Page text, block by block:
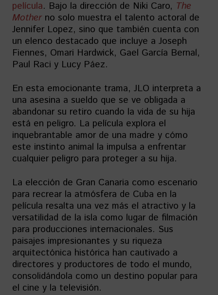
película. Bajo la dirección de Niki Caro, The
Motherno solo muestra el talento actoral de
Jennifer Lopez, sino que también cuenta con
un elenco destacado que incluye a Joseph
Fiennes, Omari Hardwick, Gael García Bernal,
Paul Raci y Lucy Páez.
En esta emocionante trama, JLO interpreta a
una asesina a sueldo que se ve obligada a
abandonar su retiro cuando la vida de su hija
está en peligro. La película explora el
inquebrantable amor de una madre y cómo
este instinto animal la impulsa a enfrentar
cualquier peligro para proteger a su hija.
La elección de Gran Canaria como escenario
para recrear la atmósfera de Cuba en la
película resalta una vez más el atractivo y la
versatilidad de la isla como lugar de filmación
para producciones internacionales. Sus
paisajes impresionantes y su riqueza
arquitectónica histórica han cautivado a
directores y productores de todo el mundo,
consolidándola como un destino popular para
el cine y la televisión.